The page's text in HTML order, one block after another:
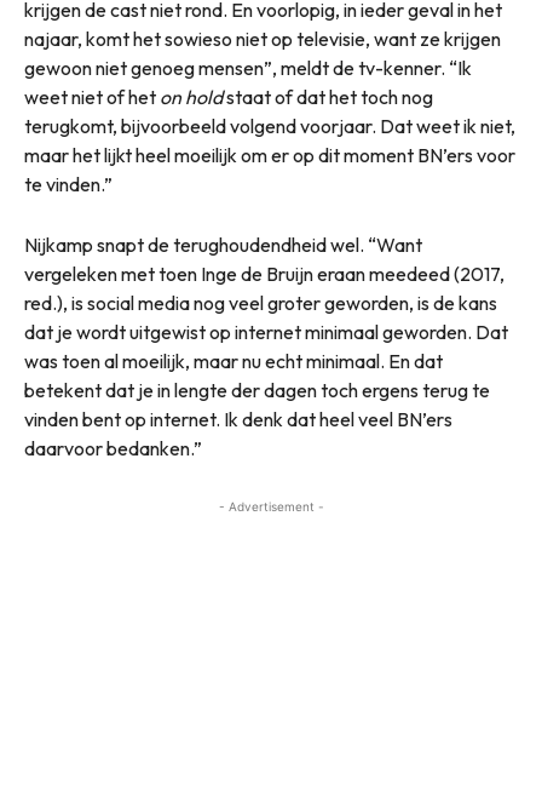
krijgen de cast niet rond. En voorlopig, in ieder geval in het
najaar, komt het sowieso niet op televisie, want ze krijgen
gewoon niet genoeg mensen”, meldt de tv-kenner. “Ik
weet niet of het on holdstaat of dat het toch nog
terugkomt, bijvoorbeeld volgend voorjaar. Dat weet ik niet,
maar het lijkt heel moeilijk om er op dit moment BN’ers voor
te vinden.”
Nijkamp snapt de terughoudendheid wel. “Want
vergeleken met toen Inge de Bruijn eraan meedeed (2017,
red.), is social media nog veel groter geworden, is de kans
dat je wordt uitgewist op internet minimaal geworden. Dat
was toen al moeilijk, maar nu echt minimaal. En dat
betekent dat je in lengte der dagen toch ergens terug te
vinden bent op internet. Ik denk dat heel veel BN’ers
daarvoor bedanken.”
- Advertisement -